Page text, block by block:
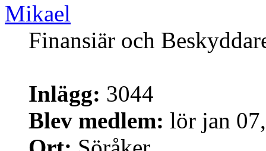
Mikael
Finansiär och
Inlägg: 3044
Blev medlem: lör jan